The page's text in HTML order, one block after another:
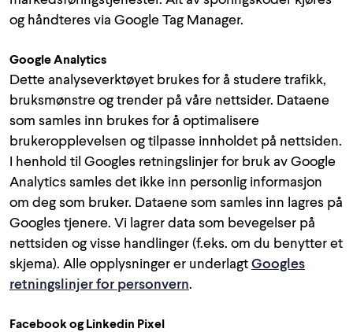
og håndteres via Google Tag Manager.
Google Analytics
Dette analyseverktøyet brukes for å studere trafikk,
bruksmønstre og trender på våre nettsider. Dataene
som samles inn brukes for å optimalisere
brukeropplevelsen og tilpasse innholdet på nettsiden.
I henhold til Googles retningslinjer for bruk av Google
Analytics samles det ikke inn personlig informasjon
om deg som bruker. Dataene som samles inn lagres på
Googles tjenere. Vi lagrer data som bevegelser på
nettsiden og visse handlinger (f.eks. om du benytter et
skjema). Alle opplysninger er underlagt Googles
retningslinjer for personvern.
Facebook og Linkedin Pixel